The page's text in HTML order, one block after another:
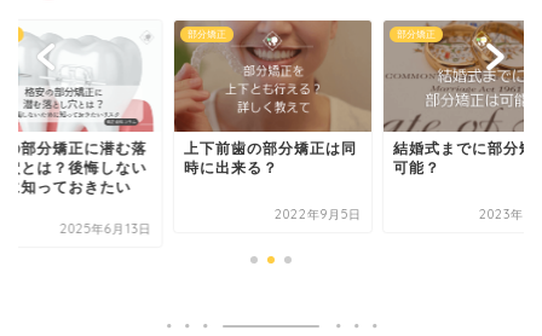
矯正
前歯の部分矯正は同
出来る？
部分矯正
結婚式までに部分矯正は
可能？
2023年3月13日
部分矯正
格安の部分矯正に
とし穴とは？後悔